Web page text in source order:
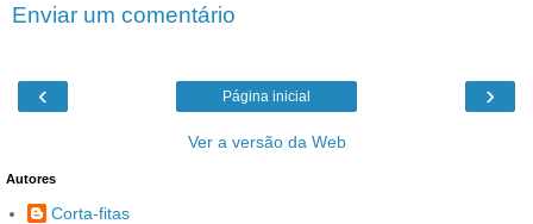
Enviar um comentário
‹ ›
Página inicial
Ver a versão da Web
Autores
Corta-fitas